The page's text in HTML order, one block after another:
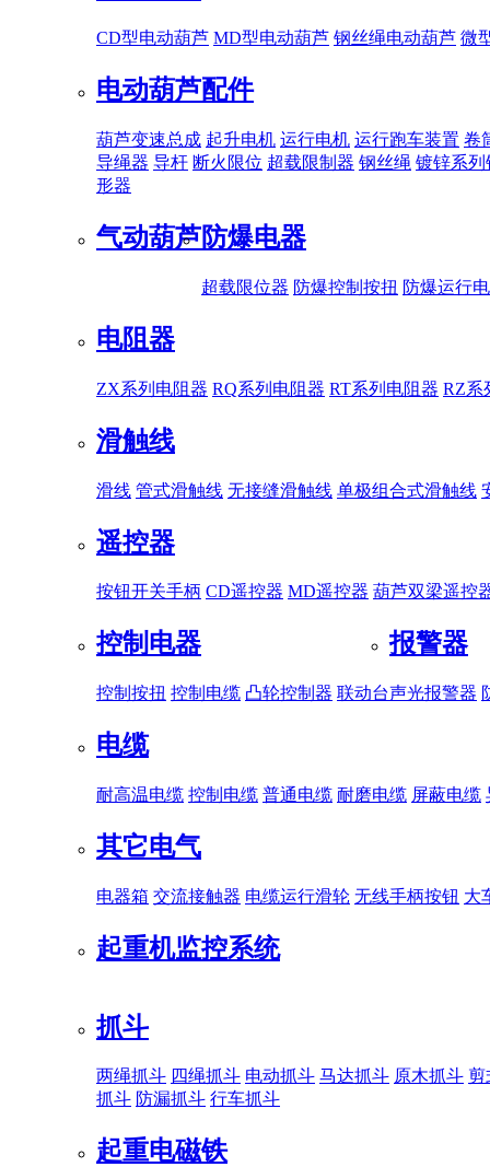
CD型电动葫芦 MD型电动葫芦 钢丝绳电动葫芦 微
电动葫芦配件
葫芦变速总成 起升电机 运行电机 运行跑车装置 卷
导绳器 导杆 断火限位 超载限制器 钢丝绳 镀锌系列
形器
气动葫芦防爆电器
超载限位器 防爆控制按扭 防爆运行
电阻器
ZX系列电阻器 RQ系列电阻器 RT系列电阻器 RZ系
滑触线
滑线 管式滑触线 无接缝滑触线 单极组合式滑触线
遥控器
按钮开关手柄 CD遥控器 MD遥控器 葫芦双梁遥控
控制电器
控制按扭 控制电缆 凸轮控制器 联动台
报警器
声光报警器
电缆
耐高温电缆 控制电缆 普通电缆 耐磨电缆 屏蔽电缆
其它电气
电器箱 交流接触器 电缆运行滑轮 无线手柄按钮 大
起重机监控系统
抓斗
两绳抓斗 四绳抓斗 电动抓斗 马达抓斗 原木抓斗 剪
抓斗 防漏抓斗 行车抓斗
起重电磁铁